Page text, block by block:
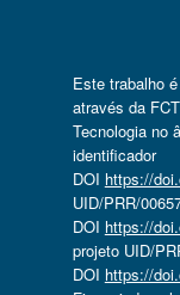
Este trabalho
através da
Tecnologia no
identificador
DOI https://
UID/PRR/
DOI https://
projeto UID/
DOI https://